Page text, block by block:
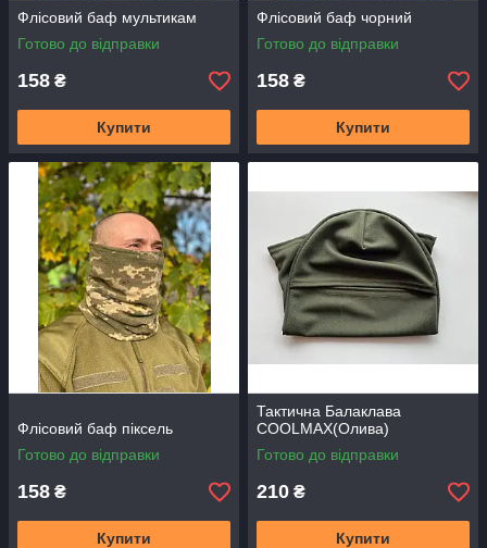
Флісовий баф мультикам
Готово до відправки
158 ₴
Купити
Флісовий баф чорний
Готово до відправки
158 ₴
Купити
Флісовий баф піксель
Готово до відправки
158 ₴
Купити
Тактична Балаклава
COOLMAX(Олива)
Готово до відправки
210 ₴
Купити